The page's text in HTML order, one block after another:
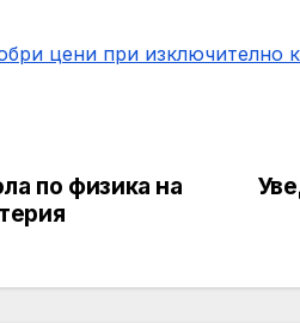
цени при изключително
по физика на